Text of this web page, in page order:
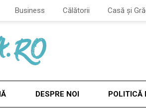
Business Călătorii Casă și
DESPRE NOI POLITICĂ